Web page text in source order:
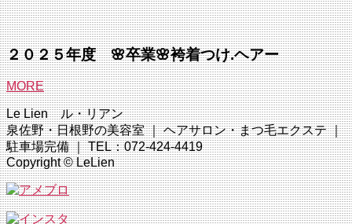
じ
る
２０２５年度 🌸卒業🌸袴着つけ.ヘアー
MORE
Le Lien ル・リアン
泉佐野・日根野の美容室 ｜ ヘアサロン・まつ毛エクステ ｜
駐車場完備 ｜ TEL：072-424-4419
Copyright © LeLien